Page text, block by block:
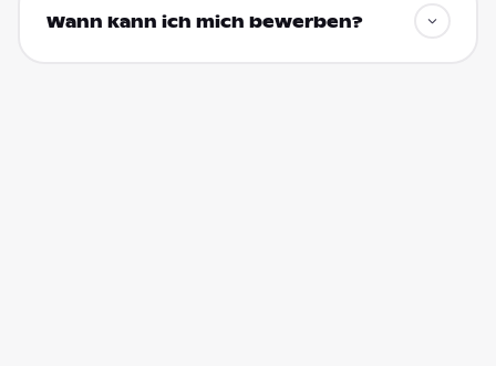
Wann kann ich mich bewerben?